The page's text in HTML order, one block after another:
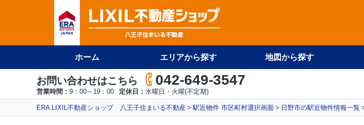
ホーム エリアから探す 地図から探す
お問い合わせはこちら 042-649-3547
営業時間： 9：00～19：00 定休日： 水曜日・火曜(不定期)
ERA LIXIL不動産ショップ 八王子住まいる不動産 駅近物件 市区町村選択画面 日野市の駅近物件情報一覧